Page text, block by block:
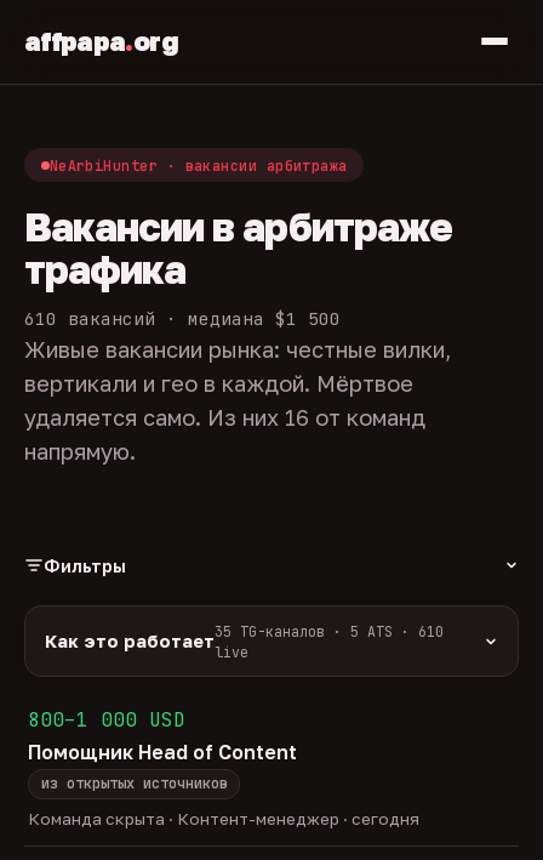
affpapa.org
NeArbiHunter · вакансии арбитража
Вакансии в арбитраже
трафика
610 вакансий · медиана $1 500
Живые вакансии рынка: честные вилки,
вертикали и гео в каждой. Мёртвое
удаляется само. Из них 16 от команд
напрямую.
Фильтры
удалённо537 гибрид
ГРЕЙД
junior37 middle257
head 19
Как это работает35 TG-каналов · 5 ATS · 610
live
ArbiHunter, Партнёркин и ATS-площадки
(Greenhouse, Himalayas и другие).
Разбор: нейронка разбирает сырец каждые 30
минут — роль, вертикаль, формат, вилка, грейд.
Скам-фильтр:
обещаний гарантированного дохода, без увода в
800–1 000 USD
Помощник Head of Content
из открытых источников
Команда скрыта · Контент-менеджер · сегодня